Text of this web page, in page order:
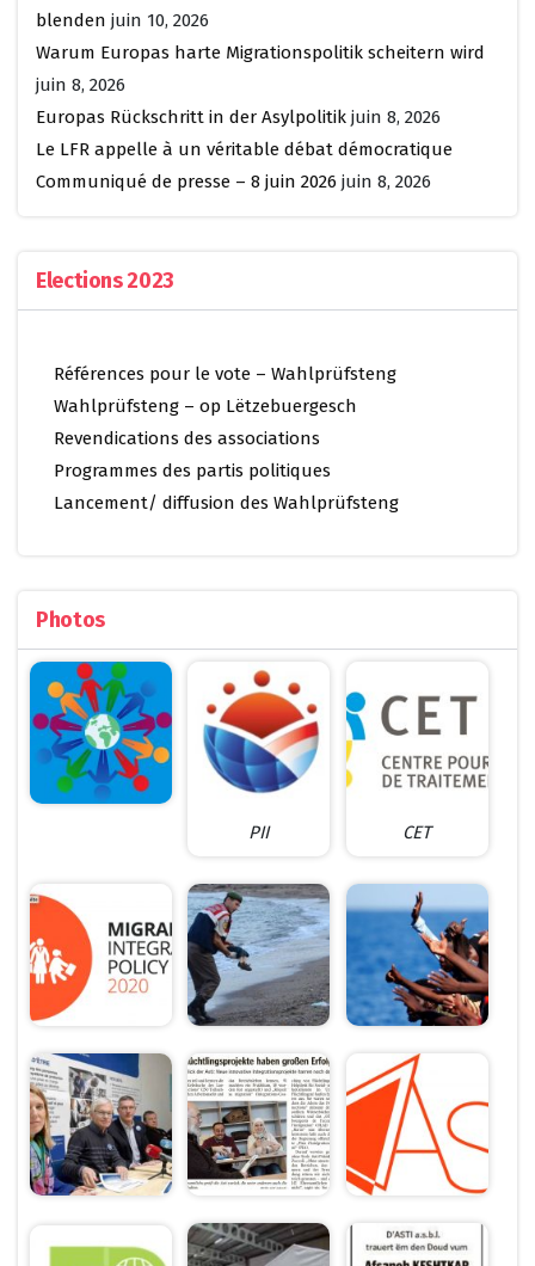
blenden juin 10, 2026
Warum Europas harte Migrationspolitik scheitern wird
juin 8, 2026
Europas Rückschritt in der Asylpolitik juin 8, 2026
Le LFR appelle à un véritable débat démocratique
Communiqué de presse – 8 juin 2026 juin 8, 2026
Elections 2023
Références pour le vote – Wahlprüfsteng
Wahlprüfsteng – op Lëtzebuergesch
Revendications des associations
Programmes des partis politiques
Lancement/ diffusion des Wahlprüfsteng
Photos
PII CET